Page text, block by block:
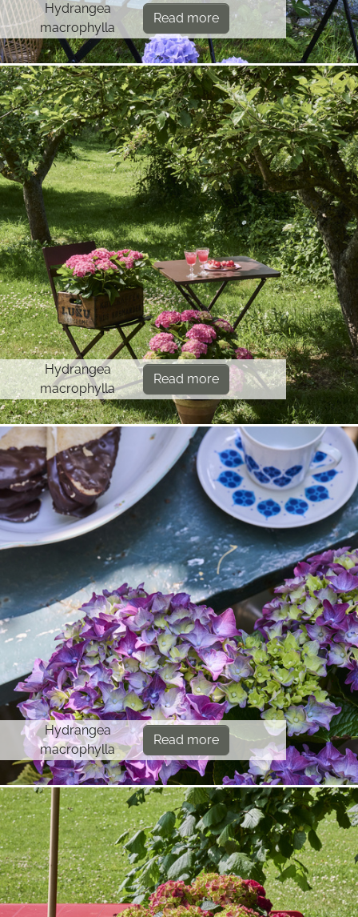
Hydrangea
macrophylla
Read more
Hydrangea
macrophylla
Read more
Hydrangea
macrophylla
Read more